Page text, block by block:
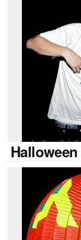
Halloween